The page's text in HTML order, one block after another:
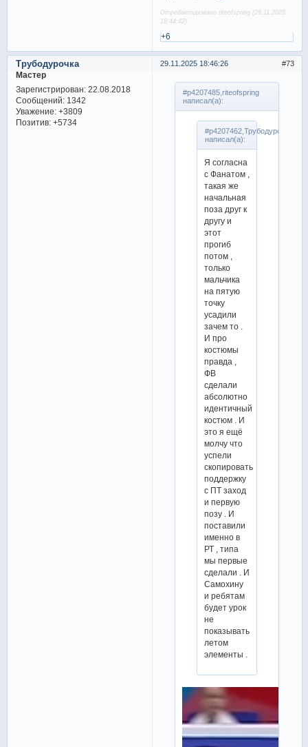
Отредактировано riteofspring (29.11.2025
18:44:42)
+6
73
29.11.2025 18:46:26
Трубодурочка
Мастер
Зарегистрирован: 22.08.2018
Сообщений:1342
Уважение: +3809
Позитив: +5734
#p4207485,riteofspring
написал(а):
#p4207462,Трубодурочка
написал(а):
Я согласна
с Фанатом ,
такая же
начальная
поза друг к
другу и
этот
прогиб
потом ,
только
мальчика
на пятую
точку
усадили
зачем то .
И про
костюмы
правда ,
ФВ
сделали
абсолютно
идентичный
костюм . И
это я ещё
молчу что
успели
скопировать
поддержку
с ПТ заход
и первую
позу . И
поставили
именно в
РТ , типа
мы первые
сделали . И
Самохину
и ребятам
будет урок
не
показывать
летом
элементы .